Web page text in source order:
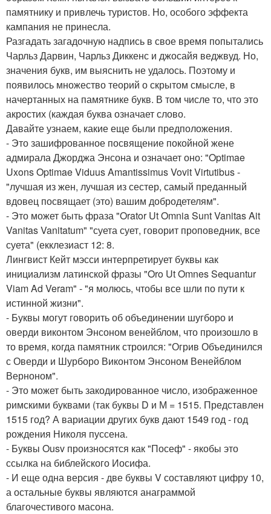
памятнику и привлечь туристов. Но, особого эффекта
кампания не принесла.
Разгадать загадочную надпись в свое время попытались
Чарльз Дарвин, Чарльз Диккенс и джосайя веджвуд. Но,
значения букв, им выяснить не удалось. Поэтому и
появилось множество теорий о скрытом смысле, в
начертанных на памятнике букв. В том числе то, что это
акростих (каждая буква означает слово.
Давайте узнаем, какие еще были предположения.
- Это зашифрованное посвящение покойной жене
адмирала Джорджа Энсона и означает оно: "Optimae
Uxons Optimae Viduus Amantissimus Vovit Virtutibus -
"лучшая из жен, лучшая из сестер, самый преданный
вдовец посвящает (это) вашим добродетелям".
- Это может быть фраза "Orator Ut Omnia Sunt Vanitas Ait
Vanitas Vanitatum" "суета сует, говорит проповедник, все
суета" (екклезиаст 12: 8.
Лингвист Кейт мэсси интерпретирует буквы как
инициализм латинской фразы "Oro Ut Omnes Sequantur
Viam Ad Veram" - "я молюсь, чтобы все шли по пути к
истинной жизни".
- Буквы могут говорить об объединении шугборо и
оверди виконтом Энсоном венейблом, что произошло в
то время, когда памятник строился: "Огрив Объединился
с Оверди и Шурборо Виконтом Энсоном Венейблом
Верноном".
- Это может быть закодированное число, изображенное
римскими буквами (так буквы D и М = 1515. Представлен
1515 год? А вариации других букв дают 1549 год - год
рождения Николя пуссена.
- Буквы Ousv произносятся как "Посеф" - якобы это
ссылка на библейского Иосифа.
- И еще одна версия - две буквы V составляют цифру 10,
а остальные буквы являются анаграммой
благочестивого масона.